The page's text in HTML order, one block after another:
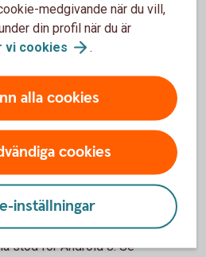
uppdatering av
16.6 eller senare version av
för iPad eller iPhone. Instruktion
på Apple support.
eller iPad
stöd för Android 8. Se
medgivande när du vill,
din profil när du är
vi cookies .
alla cookies
cookies
inställningar